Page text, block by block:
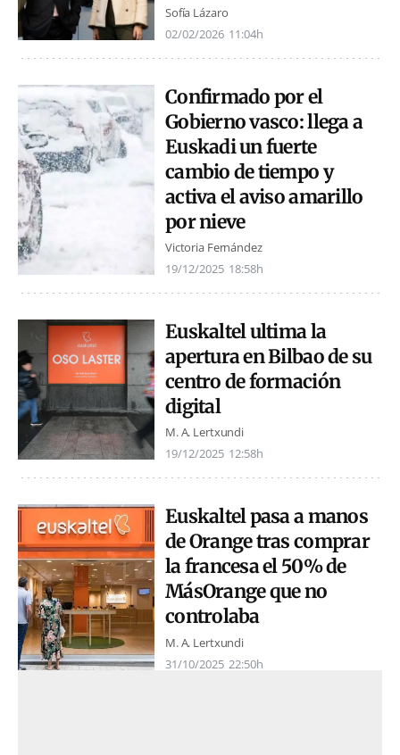
Sofía Lázaro
02/02/2026 11:04h
Confirmado por el
Gobierno vasco: llega a
Euskadi un fuerte
cambio de tiempo y
activa el aviso amarillo
por nieve
Victoria Fernández
19/12/2025 18:58h
Euskaltel ultima la
apertura en Bilbao de su
centro de formación
digital
M. A. Lertxundi
19/12/2025 12:58h
Euskaltel pasa a manos
de Orange tras comprar
la francesa el 50% de
MásOrange que no
controlaba
M. A. Lertxundi
31/10/2025 22:50h